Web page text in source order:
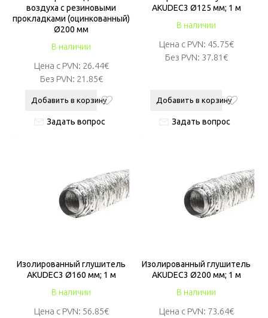
В наличии
воздуха с резиновыми
прокладками (оцинкованный)
Ø200 мм
Цена с PVN: 26.44€
Без PVN: 21.85€
Добавить в корзину
Задать вопрос
В наличии
AKUDEC3 Ø125 мм; 1 м
Цена с PVN: 45.75€
Без PVN: 37.81€
Добавить в корзину
Задать вопрос
В наличии
Изолированный глушитель
AKUDEC3 Ø160 мм; 1 м
Цена с PVN: 56.85€
В наличии
Изолированный глушитель
AKUDEC3 Ø200 мм; 1 м
Цена с PVN: 73.64€